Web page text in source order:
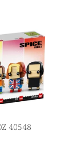
40548